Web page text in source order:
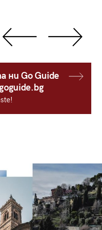
ни Go Guide